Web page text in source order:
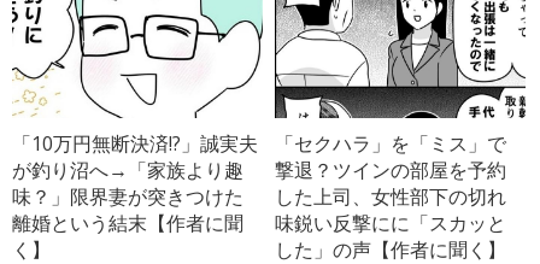
「10万円無断決済!?」誠実夫
が釣り沼へ→「家族より趣
味？」限界妻が突きつけた
離婚という結末【作者に聞
く】
「セクハラ」を「ミス」で
撃退？ツインの部屋を予約
した上司、女性部下の切れ
味鋭い反撃にに「スカッと
した」の声【作者に聞く】